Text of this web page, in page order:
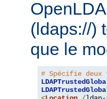
(ldaps://)
que le
# Spécifie